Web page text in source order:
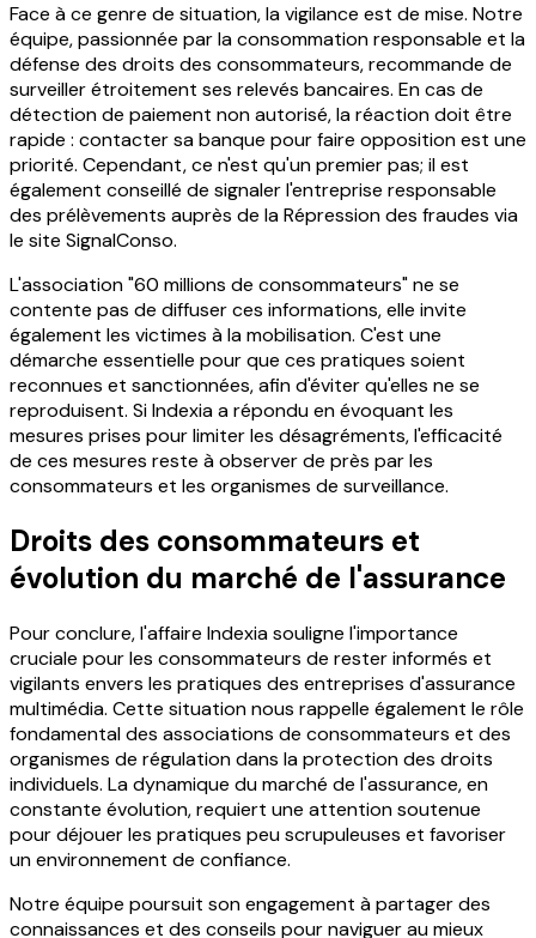
Face à ce genre de situation, la vigilance est de mise. Notre
équipe, passionnée par la consommation responsable et la
défense des droits des consommateurs, recommande de
surveiller étroitement ses relevés bancaires. En cas de
détection de paiement non autorisé, la réaction doit être
rapide : contacter sa banque pour faire opposition est une
priorité. Cependant, ce n'est qu'un premier pas; il est
également conseillé de signaler l'entreprise responsable
des prélèvements auprès de la Répression des fraudes via
le site SignalConso.
L'association "60 millions de consommateurs" ne se
contente pas de diffuser ces informations, elle invite
également les victimes à la mobilisation. C'est une
démarche essentielle pour que ces pratiques soient
reconnues et sanctionnées, afin d'éviter qu'elles ne se
reproduisent. Si Indexia a répondu en évoquant les
mesures prises pour limiter les désagréments, l'efficacité
de ces mesures reste à observer de près par les
consommateurs et les organismes de surveillance.
Droits des consommateurs et
évolution du marché de l'assurance
Pour conclure, l'affaire Indexia souligne l'importance
cruciale pour les consommateurs de rester informés et
vigilants envers les pratiques des entreprises d'assurance
multimédia. Cette situation nous rappelle également le rôle
fondamental des associations de consommateurs et des
organismes de régulation dans la protection des droits
individuels. La dynamique du marché de l'assurance, en
constante évolution, requiert une attention soutenue
pour déjouer les pratiques peu scrupuleuses et favoriser
un environnement de confiance.
Notre équipe poursuit son engagement à partager des
connaissances et des conseils pour naviguer au mieux